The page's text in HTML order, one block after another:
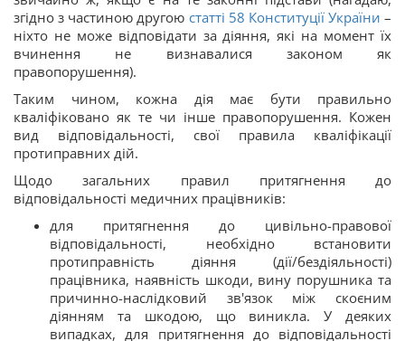
згідно з частиною другою статті 58 Конституції України –
ніхто не може відповідати за діяння, які на момент їх
вчинення не визнавалися законом як
правопорушення).
Таким чином, кожна дія має бути правильно
кваліфіковано як те чи інше правопорушення. Кожен
вид відповідальності, свої правила кваліфікації
протиправних дій.
Щодо загальних правил притягнення до
відповідальності медичних працівників:
для притягнення до цивільно-правової
відповідальності, необхідно встановити
протиправність діяння (дії/бездіяльності)
працівника, наявність шкоди, вину порушника та
причинно-наслідковий зв'язок між скоєним
діянням та шкодою, що виникла. У деяких
випадках, для притягнення до відповідальності